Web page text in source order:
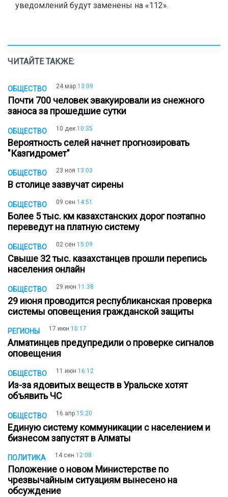
уведомлений будут заменены на «112».
ЧИТАЙТЕ ТАКЖЕ:
ОБЩЕСТВО 24 мар 13:09
Почти 700 человек эвакуировали из снежного
заноса за прошедшие сутки
ОБЩЕСТВО 10 дек 10:35
Вероятность селей начнет прогнозировать
"Казгидромет"
ОБЩЕСТВО 23 ноя 13:03
В столице зазвучат сирены
ОБЩЕСТВО 09 сен 14:51
Более 5 тыс. км казахстанских дорог поэтапно
переведут на платную систему
ОБЩЕСТВО 02 сен 15:09
Свыше 32 тыс. казахстанцев прошли перепись
населения онлайн
ОБЩЕСТВО 29 июн 11:38
29 июня проводится республиканская проверка
системы оповещения гражданской защиты
РЕГИОНЫ 17 июн 10:17
Алматинцев предупредили о проверке сигналов
оповещения
ОБЩЕСТВО 11 июн 16:12
Из-за ядовитых веществ в Уральске хотят
объявить ЧС
ОБЩЕСТВО 16 апр 15:20
Единую систему коммуникации с населением и
бизнесом запустят в Алматы
ПОЛИТИКА 14 сен 12:08
Положение о новом Министерстве по
чрезвычайным ситуациям вынесено на
обсуждение